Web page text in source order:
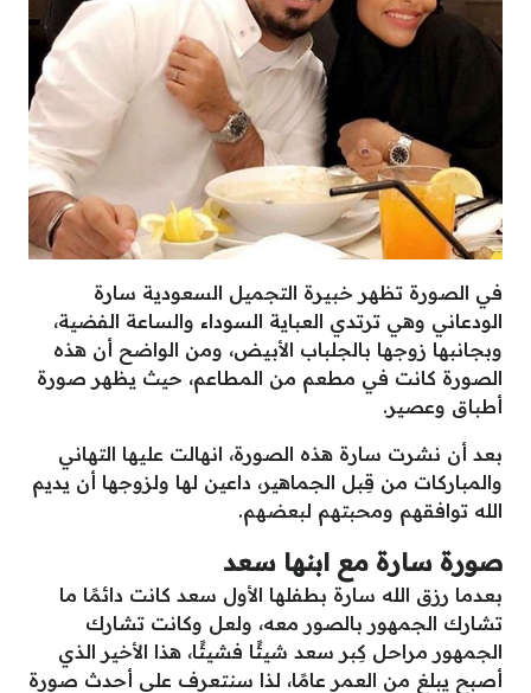
في الصورة تظهر خبيرة التجميل السعودية سارة
الودعاني وهي ترتدي العباية السوداء والساعة الفضية،
وبجانبها زوجها بالجلباب الأبيض، ومن الواضح أن هذه
الصورة كانت في مطعم من المطاعم، حيث يظهر صورة
أطباق وعصير.
بعد أن نشرت سارة هذه الصورة، انهالت عليها التهاني
والمباركات من قِبل الجماهير، داعين لها ولزوجها أن يديم
الله توافقهم ومحبتهم لبعضهم.
صورة سارة مع ابنها سعد
بعدما رزق الله سارة بطفلها الأول سعد كانت دائمًا ما
تشارك الجمهور بالصور معه، ولعل وكانت تشارك
الجمهور مراحل كِبر سعد شيئًا فشيئًا، هذا الأخير الذي
أصبح يبلغ من العمر عامًا، لذا سنتعرف على أحدث صورة